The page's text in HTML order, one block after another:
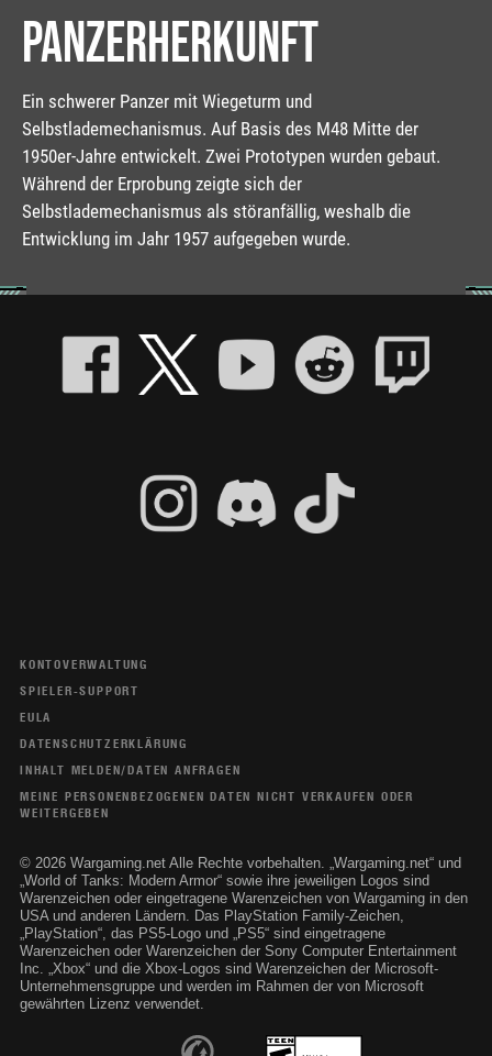
PANZERHERKUNFT
Ein schwerer Panzer mit Wiegeturm und
Selbstlademechanismus. Auf Basis des M48 Mitte der
1950er-Jahre entwickelt. Zwei Prototypen wurden gebaut.
Während der Erprobung zeigte sich der
Selbstlademechanismus als störanfällig, weshalb die
Entwicklung im Jahr 1957 aufgegeben wurde.
KONTOVERWALTUNG
SPIELER-SUPPORT
EULA
DATENSCHUTZERKLÄRUNG
INHALT MELDEN/DATEN ANFRAGEN
MEINE PERSONENBEZOGENEN DATEN NICHT VERKAUFEN ODER
WEITERGEBEN
© 2026 Wargaming.net Alle Rechte vorbehalten. „Wargaming.net“ und
„World of Tanks: Modern Armor“ sowie ihre jeweiligen Logos sind
Warenzeichen oder eingetragene Warenzeichen von Wargaming in den
USA und anderen Ländern. Das PlayStation Family-Zeichen,
„PlayStation“, das PS5-Logo und „PS5“ sind eingetragene
Warenzeichen oder Warenzeichen der Sony Computer Entertainment
Inc. „Xbox“ und die Xbox-Logos sind Warenzeichen der Microsoft-
Unternehmensgruppe und werden im Rahmen der von Microsoft
gewährten Lizenz verwendet.